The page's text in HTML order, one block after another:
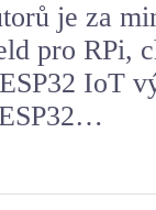
je za
pro RPi,
IoT